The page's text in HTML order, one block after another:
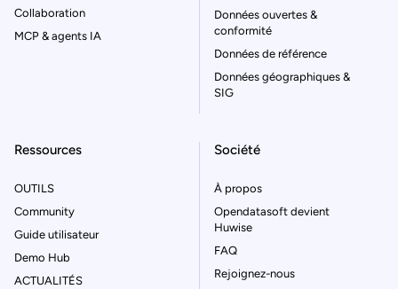
Collaboration
MCP & agents IA
Données ouvertes &
conformité
Données de référence
Données géographiques &
SIG
Ressources
OUTILS
Community
Guide utilisateur
Demo Hub
ACTUALITÉS
Société
À propos
Opendatasoft devient
Huwise
FAQ
Rejoignez-nous